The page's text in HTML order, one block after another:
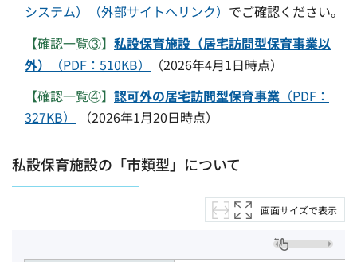
システム）（外部サイトへリンク） でご確認ください。
【確認一覧③】 私設保育施設（居宅訪問型保育事業以
外）
（PDF：510KB）
（2026年4月1日時点）
【確認一覧④】 認可外の居宅訪問型保育事業 （PDF：
327KB）
（2026年1月20日時点）
私設保育施設の「市類型」について
画面サイズで表示